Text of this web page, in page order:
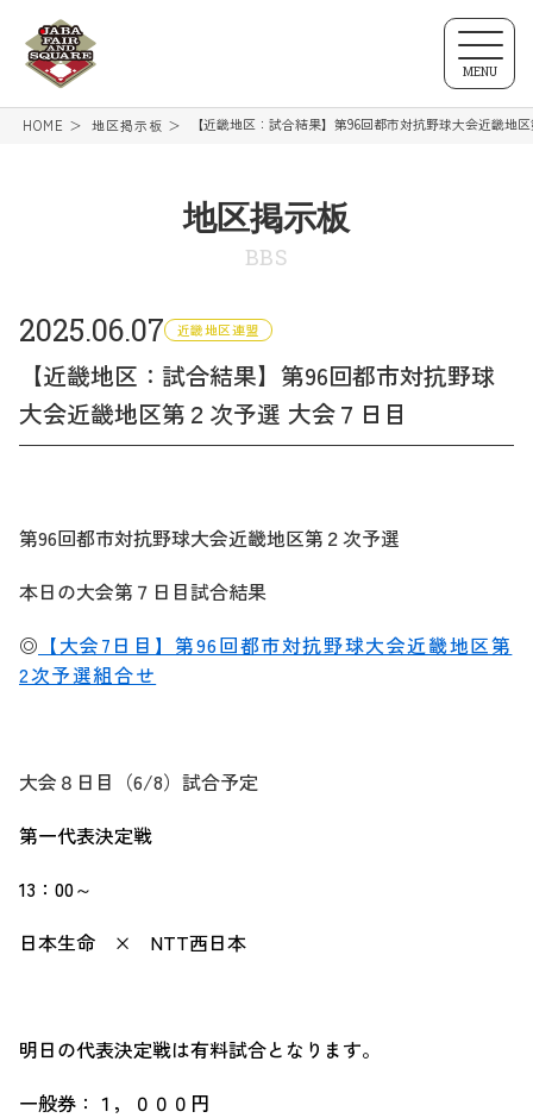
MENU
HOME 地区掲示板 【近畿地区：試合結果】第96回都市対抗野球大会近畿地
地区掲示板
BBS
2025.06.07 近畿地区連盟
【近畿地区：試合結果】第96回都市対抗野球
大会近畿地区第２次予選 大会７日目
第96回都市対抗野球大会近畿地区第２次予選
本日の大会第７日目試合結果
◎ 【大会7日目】第96回都市対抗野球大会近畿地区第
2次予選組合せ
大会８日目（6/8）試合予定
第一代表決定戦
13：00～
日本生命 × NTT西日本
明日の代表決定戦は有料試合となります。
一般券：１，０００円